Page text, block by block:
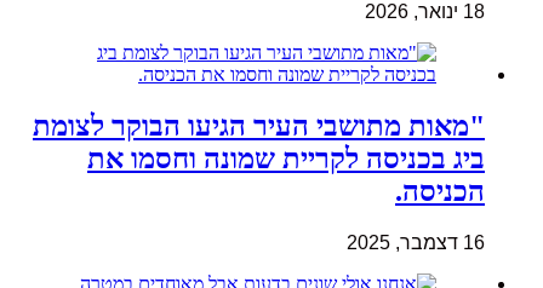
18 ינואר, 2026
"מאות מתושבי העיר הגיעו הבוקר לצומת
ביג בכניסה לקריית שמונה וחסמו את
הכניסה.
16 דצמבר, 2025